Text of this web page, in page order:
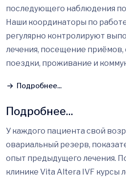
последующего наблюдения
Наши координаторы по
регулярно контролируют
лечения, посещение
поездки, проживание и
Подробнее...
Подробнее...
У каждого пациента свой
овариальный резерв,
опыт предыдущего лечения.
клинике Vita Altera IVF курсы